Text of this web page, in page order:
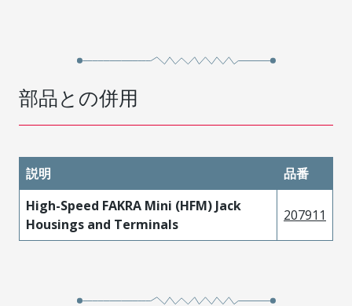
部品との併用
説明
品番
High-Speed FAKRA Mini (HFM) Jack
Housings and Terminals
207911